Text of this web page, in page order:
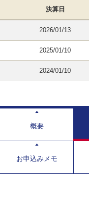
決算日
2026/01/13
2025/01/10
2024/01/10
概要
お申込みメモ